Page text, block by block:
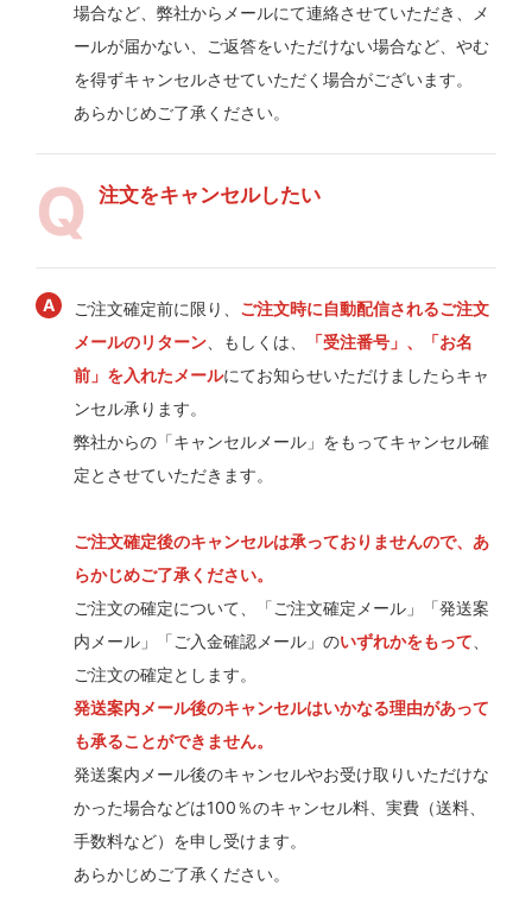
場合など、弊社からメールにて連絡させていただき、メ
ールが届かない、ご返答をいただけない場合など、やむ
を得ずキャンセルさせていただく場合がございます。
あらかじめご了承ください。
注文をキャンセルしたい
ご注文確定前に限り、 ご注文時に自動配信されるご注文
メールのリターン 、もしくは、
「受注番号」、「お名
前」を入れたメールにてお知らせいただけましたらキャ
ンセル承ります。
弊社からの「キャンセルメール」をもってキャンセル確
定とさせていただきます。
ご注文確定後のキャンセルは承っておりませんので、あ
らかじめご了承ください。
ご注文の確定について、「ご注文確定メール」「発送案
内メール」「ご入金確認メール」のいずれかをもって
ご注文の確定とします。
発送案内メール後のキャンセルはいかなる理由があって
も承ることができません。
発送案内メール後のキャンセルやお受け取りいただけな
かった場合などは100％のキャンセル料、実費（送料、
手数料など）を申し受けます。
あらかじめご了承ください。